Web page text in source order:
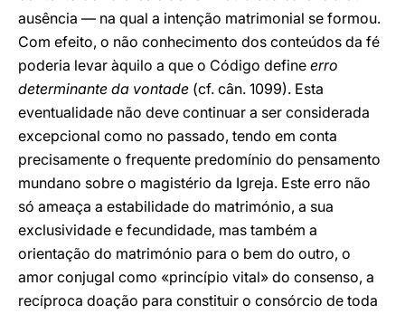
ausência — na qual a intenção matrimonial se formou.
Com efeito, o não conhecimento dos conteúdos da fé
poderia levar àquilo a que o Código define erro
determinante da vontade (cf. cân. 1099). Esta
eventualidade não deve continuar a ser considerada
excepcional como no passado, tendo em conta
precisamente o frequente predomínio do pensamento
mundano sobre o magistério da Igreja. Este erro não
só ameaça a estabilidade do matrimónio, a sua
exclusividade e fecundidade, mas também a
orientação do matrimónio para o bem do outro, o
amor conjugal como «princípio vital» do consenso, a
recíproca doação para constituir o consórcio de toda